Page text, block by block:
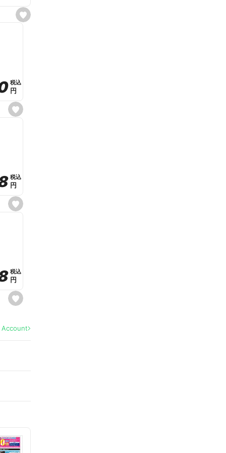
s
e
s
e
e
税込
税込
円
円
s
e
e
税込
税込
円
円
s
e
a
税込
税込
円
円